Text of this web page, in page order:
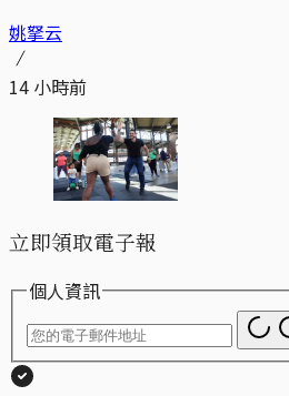
姚拏云
14 小時前
立即領取電子報
個人資訊